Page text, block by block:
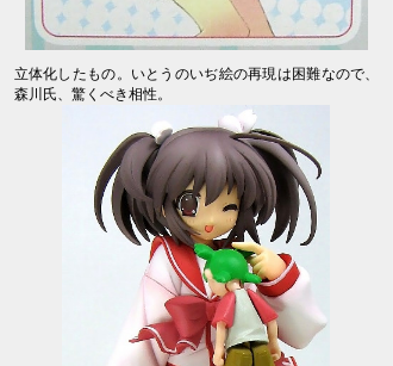
立体化したもの。いとうのいぢ絵の再現は困難なので、
森川氏、驚くべき相性。